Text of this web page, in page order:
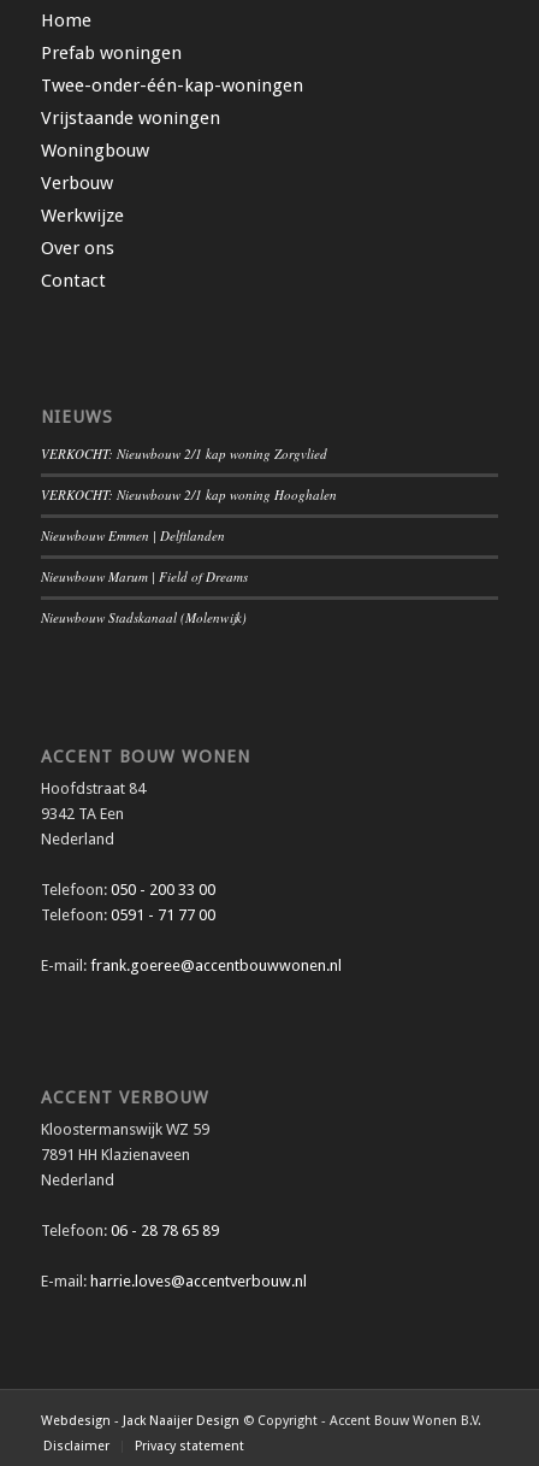
Home
Prefab woningen
Twee-onder-één-kap-woningen
Vrijstaande woningen
Woningbouw
Verbouw
Werkwijze
Over ons
Contact
NIEUWS
VERKOCHT: Nieuwbouw 2/1 kap woning Zorgvlied
VERKOCHT: Nieuwbouw 2/1 kap woning Hooghalen
Nieuwbouw Emmen | Delftlanden
Nieuwbouw Marum | Field of Dreams
Nieuwbouw Stadskanaal (Molenwijk)
ACCENT BOUW WONEN
Hoofdstraat 84
9342 TA Een
Nederland
Telefoon: 050 - 200 33 00
Telefoon: 0591 - 71 77 00
E-mail: frank.goeree@accentbouwwonen.nl
ACCENT VERBOUW
Kloostermanswijk WZ 59
7891 HH Klazienaveen
Nederland
Telefoon:06 - 28 78 65 89
E-mail: harrie.loves@accentverbouw.nl
Webdesign - Jack Naaijer Design © Copyright - Accent Bouw Wonen B.V.
Disclaimer
Privacy statement